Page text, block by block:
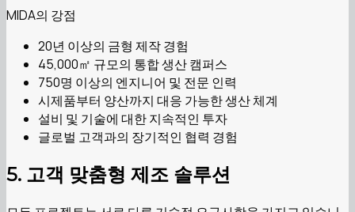
MIDA의 강점
20년 이상의 금형 제작 경험
45,000㎡ 규모의 통합 생산 캠퍼스
750명 이상의 엔지니어 및 전문 인력
시제품부터 양산까지 대응 가능한 생산 체계
설비 및 기술에 대한 지속적인 투자
글로벌 고객과의 장기적인 협력 경험
5. 고객 맞춤형 제조 솔루션